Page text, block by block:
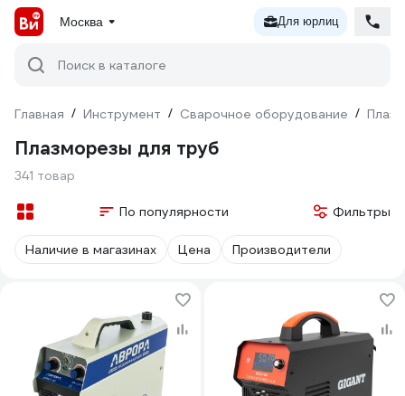
Москва Для юрлиц
Поиск в каталоге
Главная / Инструмент / Сварочное оборудование /
Плазморезы для труб
341 товар
По популярности Фильтры
Наличие в магазинах Цена Производители